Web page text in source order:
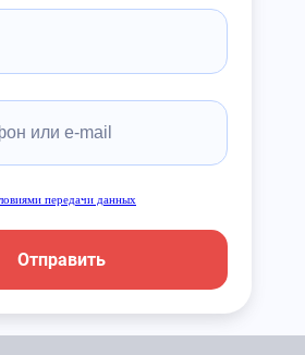
передачи данных
Отправить